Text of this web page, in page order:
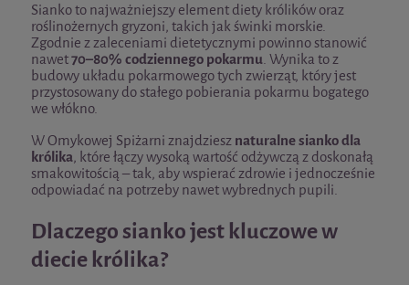
Sianko to najważniejszy element diety królików oraz
roślinożernych gryzoni, takich jak świnki morskie.
Zgodnie z zaleceniami dietetycznymi powinno stanowić
nawet70–80% codziennego pokarmu. Wynika to z
budowy układu pokarmowego tych zwierząt, który jest
przystosowany do stałego pobierania pokarmu bogatego
we włókno.
W Omykowej Spiżarni znajdziesz naturalne sianko dla
królika, które łączy wysoką wartość odżywczą z doskonałą
smakowitością – tak, aby wspierać zdrowie i jednocześnie
odpowiadać na potrzeby nawet wybrednych pupili.
Dlaczego sianko jest kluczowe w
diecie królika?